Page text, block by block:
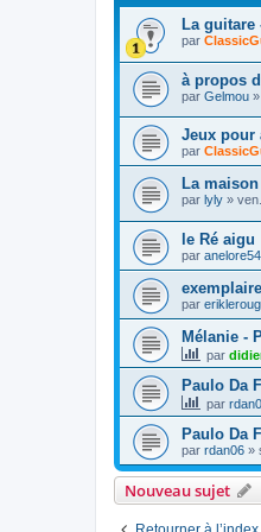
La
par
à propos
par Gelmou »
Jeux pour
par
La
par lyly »
le Ré aigu
par anelore54
par
Mélanie -
par
Paulo Da
par
Paulo Da
par rdan06 »
Nouveau sujet